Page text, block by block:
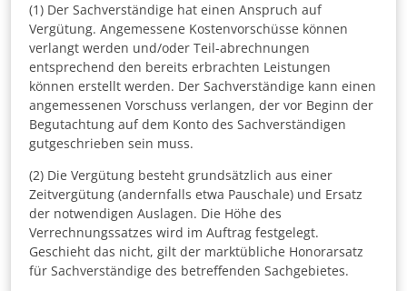
(1) Der Sachverständige hat einen Anspruch auf
Vergütung. Angemessene Kostenvorschüsse können
verlangt werden und/oder Teil-abrechnungen
entsprechend den bereits erbrachten Leistungen
können erstellt werden. Der Sachverständige kann einen
angemessenen Vorschuss verlangen, der vor Beginn der
Begutachtung auf dem Konto des Sachverständigen
gutgeschrieben sein muss.
(2) Die Vergütung besteht grundsätzlich aus einer
Zeitvergütung (andernfalls etwa Pauschale) und Ersatz
der notwendigen Auslagen. Die Höhe des
Verrechnungssatzes wird im Auftrag festgelegt.
Geschieht das nicht, gilt der marktübliche Honorarsatz
für Sachverständige des betreffenden Sachgebietes.